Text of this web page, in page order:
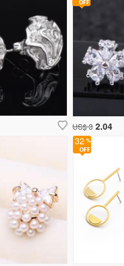
32
US$ 3 2.04